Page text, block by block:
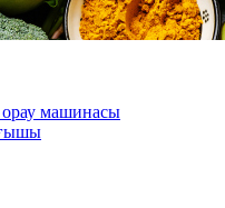
машинасы